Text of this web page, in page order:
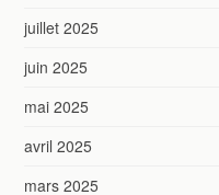
juillet 2025
juin 2025
mai 2025
avril 2025
mars 2025